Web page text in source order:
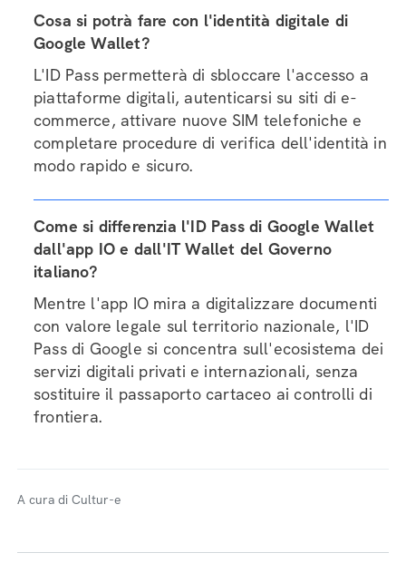
Cosa si potrà fare con l'identità digitale di
Google Wallet?
L'ID Pass permetterà di sbloccare l'accesso a
piattaforme digitali, autenticarsi su siti di e-
commerce, attivare nuove SIM telefoniche e
completare procedure di verifica dell'identità in
modo rapido e sicuro.
Come si differenzia l'ID Pass di Google Wallet
dall'app IO e dall'IT Wallet del Governo
italiano?
Mentre l'app IO mira a digitalizzare documenti
con valore legale sul territorio nazionale, l'ID
Pass di Google si concentra sull'ecosistema dei
servizi digitali privati e internazionali, senza
sostituire il passaporto cartaceo ai controlli di
frontiera.
A cura di Cultur-e